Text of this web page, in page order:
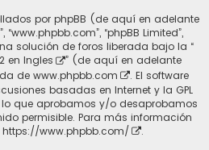
por phpBB (de aquí en adelante
“www.phpbb.com”, “phpBB Limited”,
solución de foros liberada bajo la “
en Ingles
” (de aquí en adelante
de www.phpbb.com
. El software
basadas en Internet y la GPL
lo que aprobamos y/o desaprobamos
permisible. Para más información
https://www.phpbb.com/ .